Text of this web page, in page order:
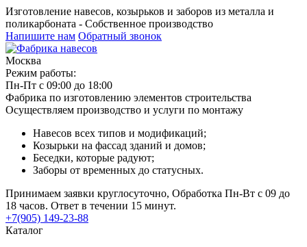
Изготовление навесов, козырьков и заборов из металла и
поликарбоната - Собственное производство
Напишите нам Обратный звонок
Москва
Режим работы:
Пн-Пт с 09:00 до 18:00
Фабрика по изготовлению элементов строительства
Осуществляем производство и услуги по монтажу
Навесов всех типов и модификаций;
Козырьки на фассад зданий и домов;
Беседки, которые радуют;
Заборы от временных до статусных.
Принимаем заявки круглосуточно, Обработка Пн-Вт с 09 до
18 часов. Ответ в течении 15 минут.
+7(905) 149-23-88
Каталог